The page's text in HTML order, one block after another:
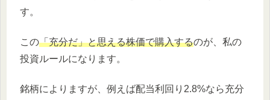
す。
この「充分だ」と思える株価で購入するのが、私の
投資ルールになります。
銘柄によりますが、例えば配当利回り2.8%なら充分